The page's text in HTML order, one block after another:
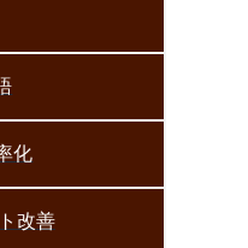
化
改善